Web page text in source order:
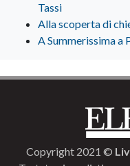
Tassi
Alla scoperta di
A Summerissima a
Copyright 2021 ©